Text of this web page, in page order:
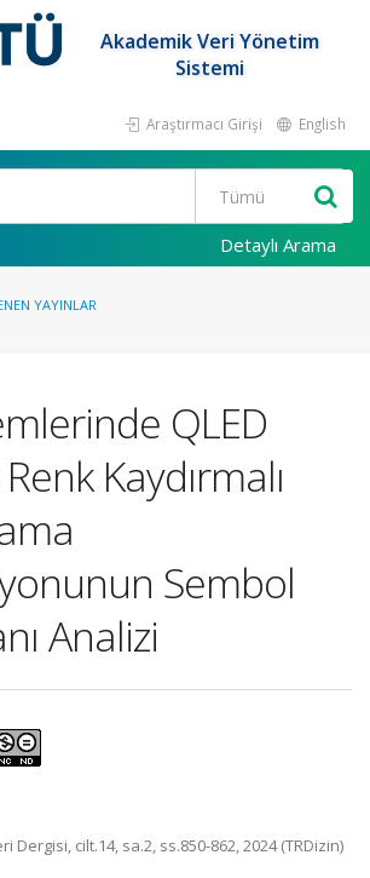
Akademik Veri Yönetim
Sistemi
Araştırmacı Girişi English
Detaylı Arama
YAYINLAR
QLED
Kaydırmalı
Sembol
Analizi
Dergisi, cilt.14, sa.2, ss.850-862, 2024 (TRDizin)